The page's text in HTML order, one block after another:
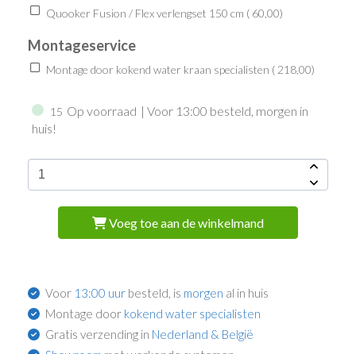
Quooker Fusion / Flex verlengset 150 cm ( 60,00)
Montageservice
Montage door kokend water kraan specialisten ( 218,00)
15 Op voorraad | Voor 13:00 besteld, morgen in
huis!
Voeg toe aan de winkelmand
Voor 13:00 uur besteld, is morgen al in huis
Montage door kokend water specialisten
Gratis verzending in Nederland & België